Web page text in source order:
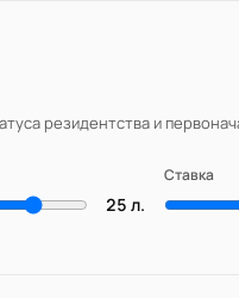
резидентства и
25 л.
Ставка